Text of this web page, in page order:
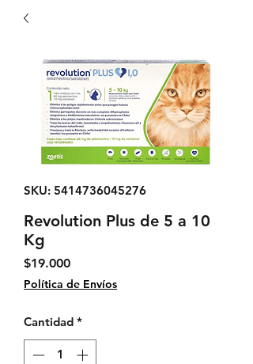
SKU: 5414736045276
Revolution Plus de 5 a 10
Kg
$19.000Precio
Política de Envíos
Cantidad *